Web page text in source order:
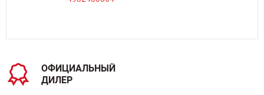
ОФИЦИАЛЬНЫЙ
ДИЛЕР